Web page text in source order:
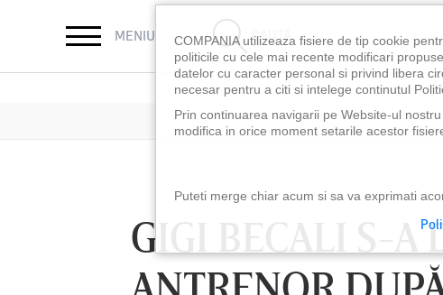
MENIU CAUTĂ
GIGI BECALI S-A
COMPANIA utilizeaza fisiere de tip cookie
politicile cu cele mai recente modificari
datelor cu caracter personal si privind libera
necesar pentru a citi si intelege continutul
Prin continuarea navigarii pe Website-ul
modifica in orice moment setarile acestor
Puteti merge chiar acum si sa va exprimati